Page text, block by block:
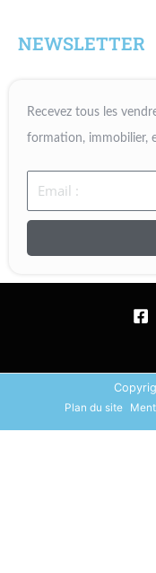
NEWSLETTER
Recevez tous les
formation, immobilier,
Email
Plan du site